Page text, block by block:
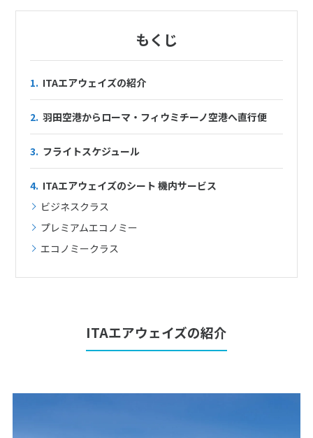
もくじ
1. ITAエアウェイズの紹介
2. 羽田空港からローマ・フィウミチーノ空港へ直行便
3. フライトスケジュール
4. ITAエアウェイズのシート 機内サービス
ビジネスクラス
プレミアムエコノミー
エコノミークラス
ITAエアウェイズの紹介